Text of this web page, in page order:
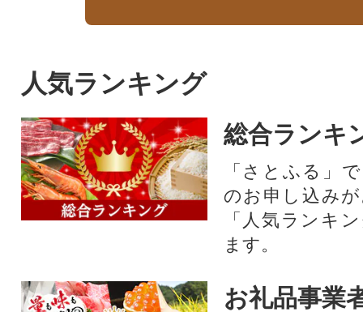
人気ランキング
総合ランキ
「さとふる」
のお申し込み
「人気ランキ
ます。
お礼品事業